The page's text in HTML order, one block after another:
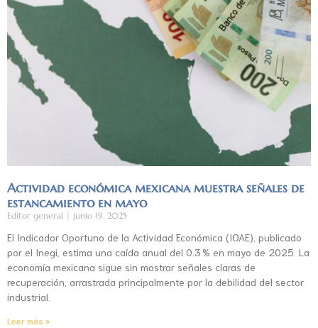
Actividad económica mexicana muestra señales de
estancamiento en mayo
Editor general junio 19, 2025
El Indicador Oportuno de la Actividad Económica (IOAE), publicado
por el Inegi, estima una caída anual del 0.3 % en mayo de 2025. La
economía mexicana sigue sin mostrar señales claras de
recuperación, arrastrada principalmente por la debilidad del sector
industrial.
Leer más »